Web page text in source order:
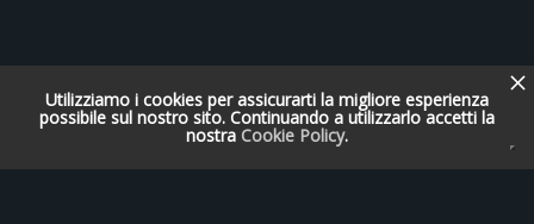
Utilizziamo i cookies per assicurarti la migliore esperienza
possibile sul nostro sito. Continuando a utilizzarlo accetti la
nostra Cookie Policy.